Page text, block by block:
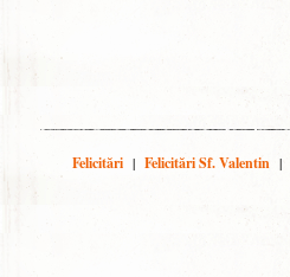
Felicitări | Felicitări Sf. Valentin |